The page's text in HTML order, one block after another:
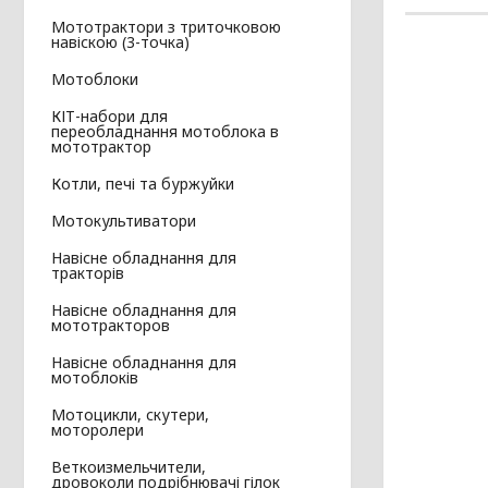
Мототрактори з триточковою
навіскою (3-точка)
Мотоблоки
КІТ-набори для
переобладнання мотоблока в
мототрактор
Котли, печі та буржуйки
Мотокультиватори
Навісне обладнання для
тракторів
Навісне обладнання для
мототракторов
Навісне обладнання для
мотоблоків
Мотоцикли, скутери,
моторолери
Веткоизмельчители,
дровоколи подрібнювачі гілок